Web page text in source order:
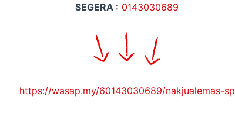
SEGERA : 0143030689
https://wasap.my/60143030689/nakjualemas-sp